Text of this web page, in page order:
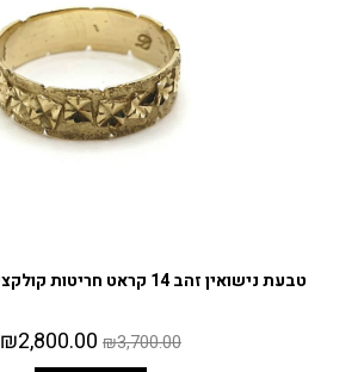
טבעת נישואין זהב 14 קראט חריטות קולקציה חדשה gre620
₪3,700.00
₪2,800.00